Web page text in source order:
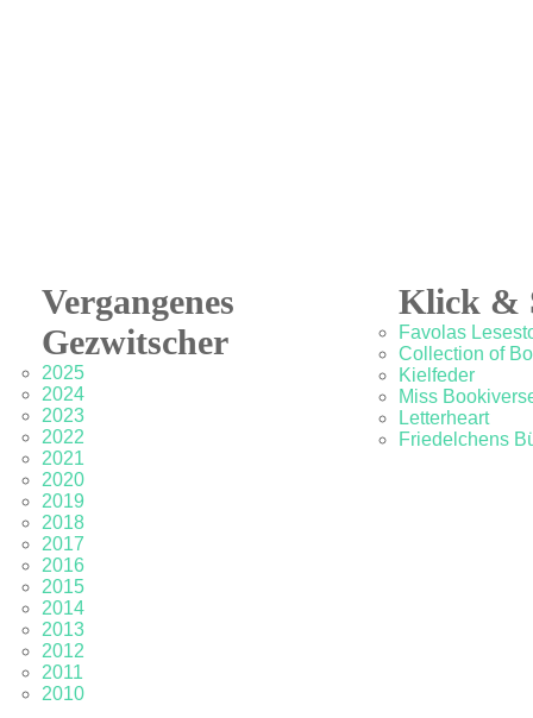
Vergangenes
Gezwitscher
2025
2024
2023
2022
2021
2020
2019
2018
2017
2016
2015
2014
2013
2012
2011
2010
Klick &
Favolas
Collection of
Kielfeder
Miss
Letterheart
Friedelchens